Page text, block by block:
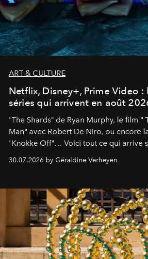
ART & CULTURE
Netflix, Disney+, Prime Video :
séries qui arrivent en août
"The Shards" de Ryan Murphy, le film "
Man" avec Robert De Niro, ou encore
"Knokke Off"… Voici tout ce qui arrive
plateformes de streaming en août 2026.
30.07.2026 by Géraldine Verheyen